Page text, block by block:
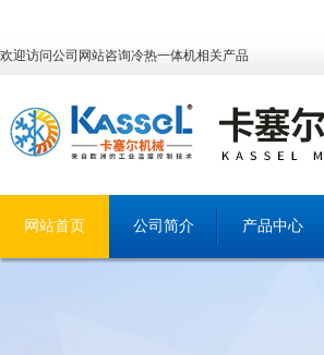
欢迎访问公司网站咨询冷热一体机相关产品
网站首页 公司简介 产品中心